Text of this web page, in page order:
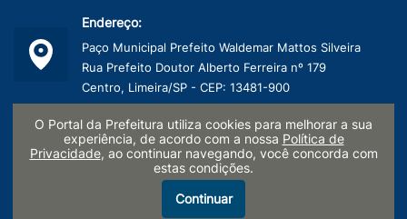
Endereço:
Paço Municipal Prefeito Waldemar Mattos Silveira
Rua Prefeito Doutor Alberto Ferreira nº 179
Centro, Limeira/SP - CEP: 13481-900
Telefone:
(19) 3404-9600
O Portal da Prefeitura utiliza cookies para melhorar a sua
experiência, de acordo com a nossa Política de
Privacidade, ao continuar navegando, você concorda com
estas condições.
Continuar